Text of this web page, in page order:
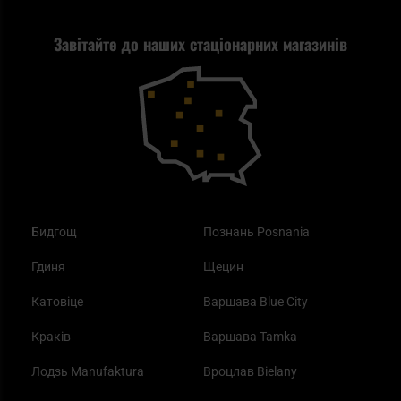
Завітайте до наших стаціонарних магазинів
Бидгощ
Гдиня
Катовіце
Краків
Лодзь Manufaktura
Познань Posnania
Щецин
Варшава Blue City
Варшава Tamka
Вроцлав Bielany
Повернення товару
Blackout - що це таке?
Як працює маска від смогу?
Найкращі спальні мішки на осінь
Самозахист